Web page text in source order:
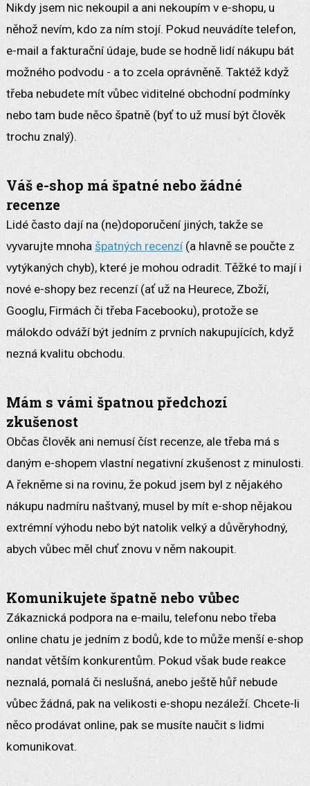
Nikdy jsem nic nekoupil a ani nekoupím v e-shopu, u
něhož nevím, kdo za ním stojí. Pokud neuvádíte telefon,
e-mail a fakturační údaje, bude se hodně lidí nákupu bát
možného podvodu - a to zcela oprávněně. Taktéž když
třeba nebudete mít vůbec viditelné obchodní podmínky
nebo tam bude něco špatně (byť to už musí být člověk
trochu znalý).
Váš e-shop má špatné nebo žádné
recenze
Lidé často dají na (ne)doporučení jiných, takže se
vyvarujte mnoha špatných recenzí(a hlavně se poučte z
vytýkaných chyb), které je mohou odradit. Těžké to mají i
nové e-shopy bez recenzí (ať už na Heurece, Zboží,
Googlu, Firmách či třeba Facebooku), protože se
málokdo odváží být jedním z prvních nakupujících, když
nezná kvalitu obchodu.
Mám s vámi špatnou předchozí
zkušenost
Občas člověk ani nemusí číst recenze, ale třeba má s
daným e-shopem vlastní negativní zkušenost z minulosti.
A řekněme si na rovinu, že pokud jsem byl z nějakého
nákupu nadmíru naštvaný, musel by mít e-shop nějakou
extrémní výhodu nebo být natolik velký a důvěryhodný,
abych vůbec měl chuť znovu v něm nakoupit.
Komunikujete špatně nebo vůbec
Zákaznická podpora na e-mailu, telefonu nebo třeba
online chatu je jedním z bodů, kde to může menší e-shop
nandat větším konkurentům. Pokud však bude reakce
neznalá, pomalá či neslušná, anebo ještě hůř nebude
vůbec žádná, pak na velikosti e-shopu nezáleží. Chcete-li
něco prodávat online, pak se musíte naučit s lidmi
komunikovat.